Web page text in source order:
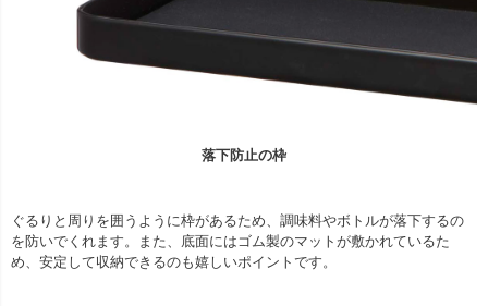
落下防止の枠
ぐるりと周りを囲うように枠があるため、調味料やボトルが落下するの
を防いでくれます。また、底面にはゴム製のマットが敷かれているた
め、安定して収納できるのも嬉しいポイントです。